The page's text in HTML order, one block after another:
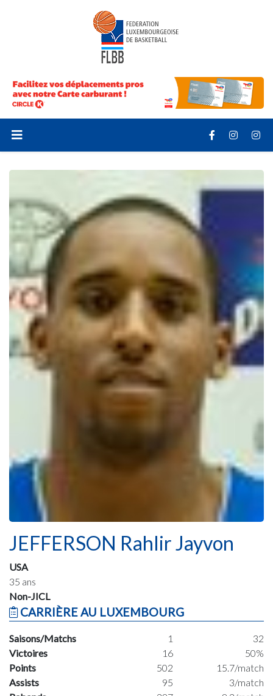
JEFFERSON Rahlir Jayvon
USA
35 ans
Non-JICL
CARRIÈRE AU LUXEMBOURG
Saisons/Matchs 1
32
Victoires
16
50%
Points
502
15.7/match
Assists
95
3/match